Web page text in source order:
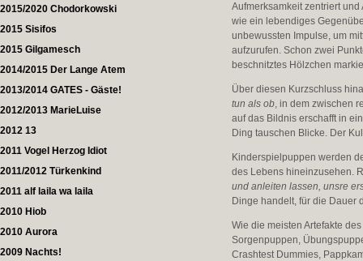
2015/2020 Chodorkowski
2015 Sisifos
2015 Gilgamesch
2014/2015 Der Lange Atem
2013/2014 GATES - Gäste!
2012/2013 MarieLuise
2012 13
2011 Vogel Herzog Idiot
2011/2012 Türkenkind
2011 alf laila wa laila
2010 Hiob
2010 Aurora
2009 Nachts!
Aufmerksamkeit zentriert
wie ein lebendiges
unbewussten Impulse, um
aufzurufen. Schon zwei
beschnitztes Hölzchen
Über diesen Kurzschluss
tun als ob, in dem zwischen
auf das Bildnis erschafft in
Ding tauschen Blicke. Der
Kinderspielpuppen werden
des Lebens hineinzusehen.
und anleiten lassen, unsre
Dinge handelt, für die Dauer
Wie die meisten Artefakte
Sorgenpuppen,
Crashtest Dummies,